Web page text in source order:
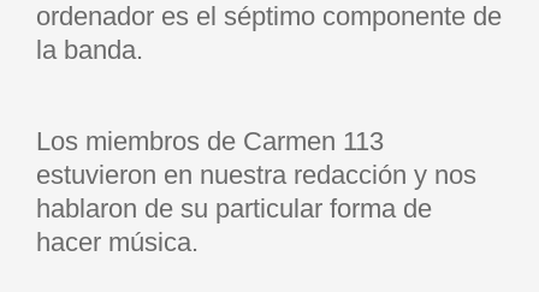
ordenador es el séptimo componente de
la banda.
Los miembros de Carmen 113
estuvieron en nuestra redacción y nos
hablaron de su particular forma de
hacer música.